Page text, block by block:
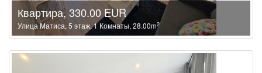
Квартира, 330.00 EUR
Улица Матиса, 5 этаж, 1 Комнаты, 28.00m2